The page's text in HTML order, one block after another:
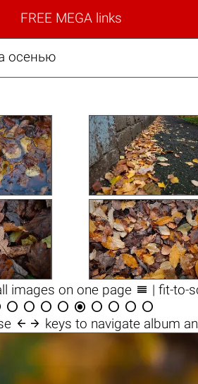
FREE MEGA links
осенью
images on one page  | fit-to-
        
 keys to navigate album